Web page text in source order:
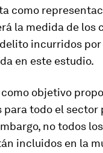
como
la medida de los
incurridos
en este estudio.
como objetivo
todo el sector
no todos
incluidos en la